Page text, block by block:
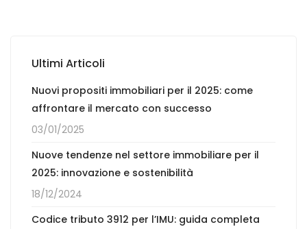
Ultimi Articoli
Nuovi propositi immobiliari per il 2025: come
affrontare il mercato con successo
03/01/2025
Nuove tendenze nel settore immobiliare per il
2025: innovazione e sostenibilità
18/12/2024
Codice tributo 3912 per l’IMU: guida completa